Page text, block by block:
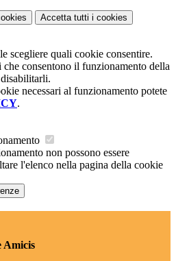
Accetta tutti i cookies
scegliere quali cookie consentire.
consentono il funzionamento della
necessari al funzionamento potete
.
non possono essere
l'elenco nella pagina della cookie
Amicis